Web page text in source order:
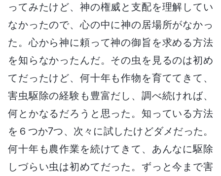
ってみたけど、神の権威と支配を理解してい
なかったので、心の中に神の居場所がなかっ
た。心から神に頼って神の御旨を求める方法
を知らなかったんだ。その虫を見るのは初め
てだったけど、何十年も作物を育ててきて、
害虫駆除の経験も豊富だし、調べ続ければ、
何とかなるだろうと思った。知っている方法
を６つか7つ、次々に試したけどダメだった。
何十年も農作業を続けてきて、あんなに駆除
しづらい虫は初めてだった。ずっと今まで害